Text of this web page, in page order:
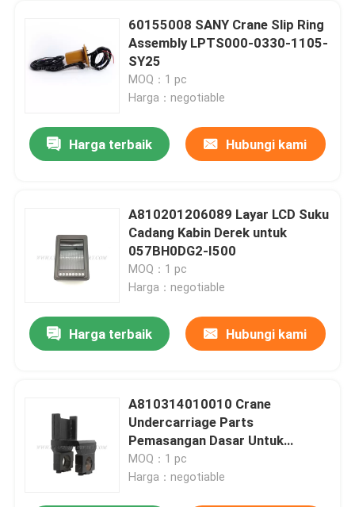
60155008 SANY Crane Slip Ring
Assembly LPTS000-0330-1105-
SY25
MOQ：1 pc
Harga：negotiable
Harga terbaik Hubungi kami
A810201206089 Layar LCD Suku
Cadang Kabin Derek untuk
057BH0DG2-I500
MOQ：1 pc
Harga：negotiable
Harga terbaik Hubungi kami
A810314010010 Crane
Undercarriage Parts
Pemasangan Dasar Untuk
HQC5420J.32.5A
MOQ：1 pc
Harga：negotiable